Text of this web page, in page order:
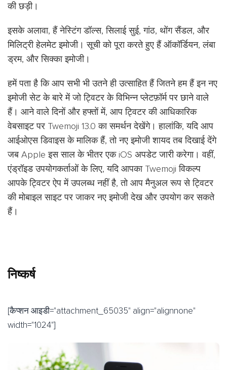
की छड़ी।
इसके अलावा, हैं नेस्टिंग डॉल्स, सिलाई सुई, गांठ, थोंग सैंडल, और
मिलिट्री हेलमेट इमोजी। सूची को पूरा करते हुए हैं ऑकॉर्डियन, लंबा
ड्रम, और सिक्का इमोजी।
हमें पता है कि आप सभी भी उतने ही उत्साहित हैं जितने हम हैं इन नए
इमोजी सेट के बारे में जो ट्विटर के विभिन्न प्लेटफ़ॉर्म पर छाने वाले
हैं। आने वाले दिनों और हफ्तों में, आप ट्विटर की आधिकारिक
वेबसाइट पर Twemoji 13.0 का समर्थन देखेंगे। हालांकि, यदि आप
आईओएस डिवाइस के मालिक हैं, तो नए इमोजी शायद तब दिखाई देंगे
जब Apple इस साल के भीतर एक iOS अपडेट जारी करेगा। वहीं,
एंड्रॉइड उपयोगकर्ताओं के लिए, यदि आपका Twemoji विकल्प
आपके ट्विटर ऐप में उपलब्ध नहीं है, तो आप मैनुअल रूप से ट्विटर
की मोबाइल साइट पर जाकर नए इमोजी देख और उपयोग कर सकते
हैं।
निष्कर्ष
[कैप्शन आइडी="attachment_65035" align="alignnone"
width="1024"]